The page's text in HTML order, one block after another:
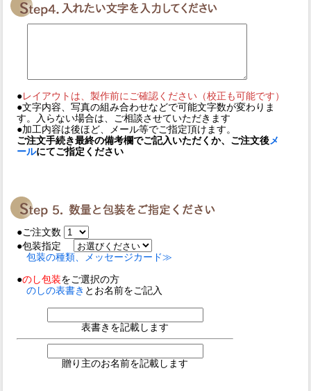
●レイアウトは、製作前にご確認ください（校正も可能です）
●文字内容、写真の組み合わせなどで可能文字数が変わりま
す。入らない場合は、ご相談させていただきます
●加工内容は後ほど、メール等でご指定頂けます。
ご注文手続き最終の備考欄でご記入いただくか、ご注文後 メ
ールにてご指定ください
●ご注文数
●包装指定
包装の種類、メッセージカード≫
●のし包装をご選択の方
のしの表書き とお名前をご記入
表書きを記載します
贈り主のお名前を記載します